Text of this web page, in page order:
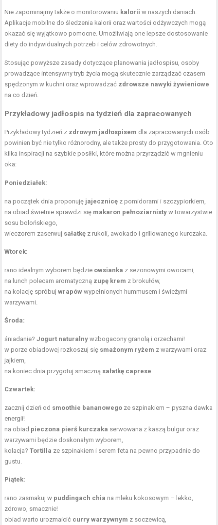
Nie zapominajmy także o monitorowaniu kalorii w naszych daniach.
Aplikacje mobilne do śledzenia kalorii oraz wartości odżywczych mogą
okazać się wyjątkowo pomocne. Umożliwiają one lepsze dostosowanie
diety do indywidualnych potrzeb i celów zdrowotnych.
Stosując powyższe zasady dotyczące planowania jadłospisu, osoby
prowadzące intensywny tryb życia mogą skutecznie zarządzać czasem
spędzonym w kuchni oraz wprowadzać zdrowsze nawyki żywieniowe
na co dzień.
Przykładowy jadłospis na tydzień dla zapracowanych
Przykładowy tydzień z zdrowym jadłospisem dla zapracowanych osób
powinien być nie tylko różnorodny, ale także prosty do przygotowania. Oto
kilka inspiracji na szybkie posiłki, które można przyrządzić w mgnieniu
oka:
Poniedziałek:
na początek dnia proponuję jajecznicę z pomidorami i szczypiorkiem,
na obiad świetnie sprawdzi się makaron pełnoziarnisty w towarzystwie
sosu bolońskiego,
wieczorem zaserwuj sałatkę z rukoli, awokado i grillowanego kurczaka.
Wtorek:
rano idealnym wyborem będzie owsianka z sezonowymi owocami,
na lunch polecam aromatyczną zupę krem z brokułów,
na kolację spróbujwrapów wypełnionych hummusem i świeżymi
warzywami.
Środa:
śniadanie?Jogurt naturalny wzbogacony granolą i orzechami!
w porze obiadowej rozkoszuj się smażonym ryżem z warzywami oraz
jajkiem,
na koniec dnia przygotuj smaczną sałatkę caprese
Czwartek:
zacznij dzień od smoothie bananowego ze szpinakiem – pyszna dawka
energii!
na obiad pieczona pierś kurczaka serwowana z kaszą bulgur oraz
warzywami będzie doskonałym wyborem,
kolacja?Tortilla ze szpinakiem i serem feta na pewno przypadnie do
gustu.
Piątek:
rano zasmakuj w puddingach chia na mleku kokosowym – lekko,
zdrowo, smacznie!
obiad warto urozmaicić curry warzywnym z soczewicą,